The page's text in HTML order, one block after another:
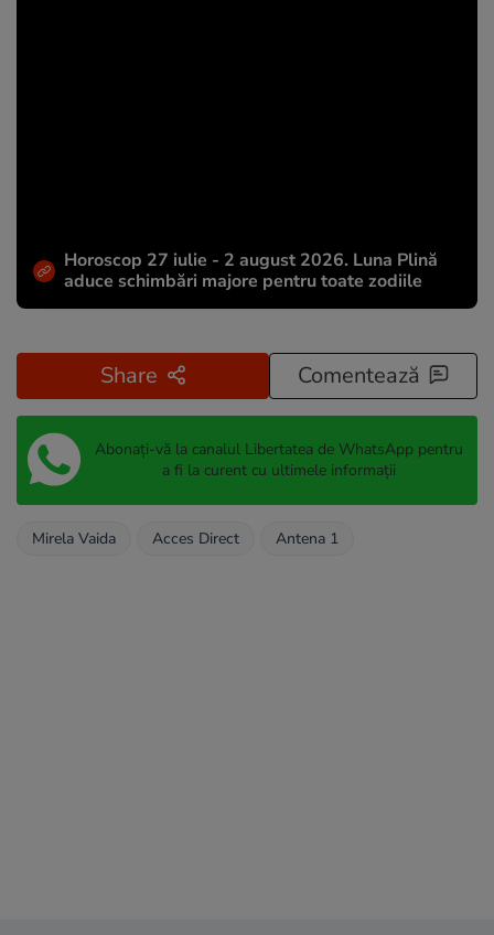
Horoscop 27 iulie - 2 august 2026. Luna Plină
aduce schimbări majore pentru toate zodiile
Share Comentează
Abonați-vă la canalul Libertatea de WhatsApp pentru
a fi la curent cu ultimele informații
Mirela Vaida Acces Direct Antena 1